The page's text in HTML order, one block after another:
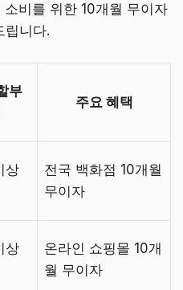
비를 위한 10개월 무이자
립니다.
부
주요 혜택
상
전국 백화점 10개월
무이자
상
온라인 쇼핑몰 10개
월 무이자